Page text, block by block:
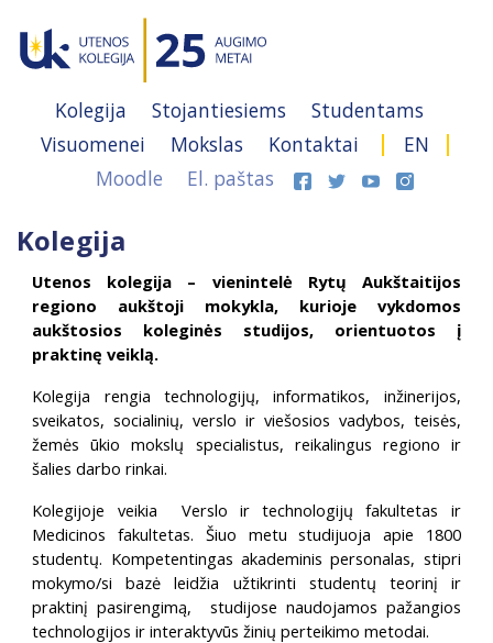
Kolegija Stojantiesiems
Studentams
Visuomenei
Mokslas Kontaktai
EN
Moodle
El. paštas
Kolegija
Utenos kolegija – vienintelė Rytų Aukštaitijos
regiono aukštoji mokykla, kurioje vykdomos
aukštosios koleginės studijos, orientuotos į
praktinę veiklą.
Kolegija rengia technologijų, informatikos, inžinerijos,
sveikatos, socialinių, verslo ir viešosios vadybos, teisės,
žemės ūkio mokslų specialistus, reikalingus regiono ir
šalies darbo rinkai.
Kolegijoje veikia Verslo ir technologijų fakultetas ir
Medicinos fakultetas. Šiuo metu studijuoja apie 1800
studentų. Kompetentingas akademinis personalas, stipri
mokymo/si bazė leidžia užtikrinti studentų teorinį ir
praktinį pasirengimą, studijose naudojamos pažangios
technologijos ir interaktyvūs žinių perteikimo metodai.